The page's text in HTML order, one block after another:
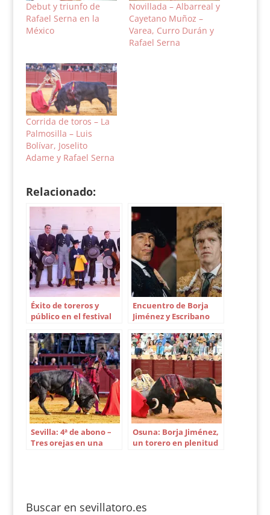
Debut y triunfo de
Rafael Serna en la
México
Novillada – Albarreal y
Cayetano Muñoz –
Varea, Curro Durán y
Rafael Serna
Corrida de toros – La
Palmosilla – Luis
Bolívar, Joselito
Adame y Rafael Serna
Relacionado:
Éxito de toreros y
público en el festival
Encuentro de Borja
Jiménez y Escribano
mano de Sevilla
Sevilla: 4ª de abono –
Tres orejas en una
Osuna: Borja Jiménez,
un torero en plenitud
Buscar en sevillatoro.es